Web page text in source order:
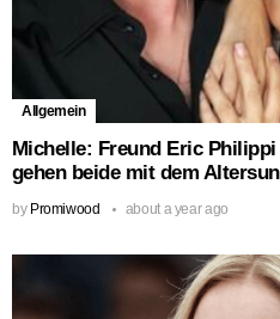
Allgemein
Michelle: Freund Eric
gehen beide mit dem
by Promiwood about a year ago